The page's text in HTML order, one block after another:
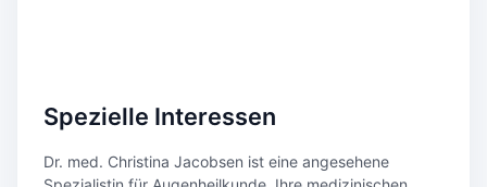
Spezielle Interessen
Dr. med. Christina Jacobsen ist eine angesehene